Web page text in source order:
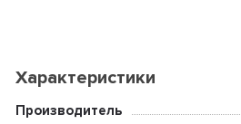
Характеристики
Производитель